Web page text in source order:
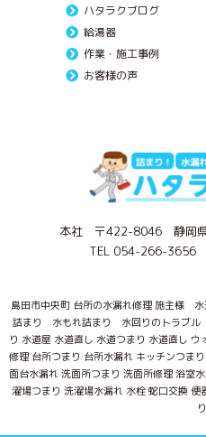
ハタラクブログ
給湯器
作業・施工事例
お客様の声
本社 〒422-8046 静岡県
TEL 054-266-3656
島田市中央町 台所の水漏れ修理 施主様
詰まり 水もれ詰まり 水回りのトラブ
り 水道屋 水道直し 水道つまり 水道直し
修理 台所つまり 台所水漏れ キッチンつま
面台水漏れ 洗面所つまり 洗面所修理 浴室
濯場つまり 洗濯場水漏れ 水栓 蛇口交換
り